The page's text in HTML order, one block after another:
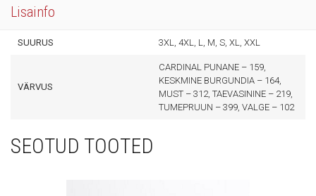
Lisainfo
SUURUS 3XL, 4XL, L, M, S, XL, XXL
VÄRVUS
CARDINAL PUNANE – 159,
KESKMINE BURGUNDIA – 164,
MUST – 312, TAEVASININE – 219,
TUMEPRUUN – 399, VALGE – 102
SEOTUD TOOTED